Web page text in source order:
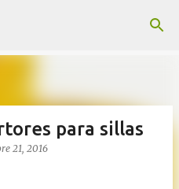
para sillas
21, 2016